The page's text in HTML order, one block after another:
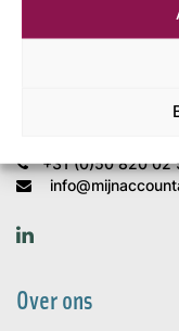
volgende stap?
Leonard Springerlaan
+31 (0)50 820 02
Over ons